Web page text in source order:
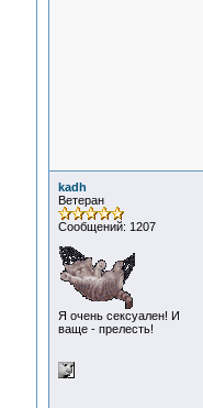
kadh
Ветеран
Сообщений: 1207
Я очень сексуален! И
ваще - прелесть!